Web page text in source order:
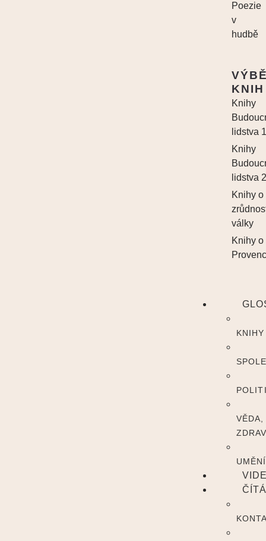
Poezie
v
hudbě
KNIH
Knihy
lidstva
Knihy
lidstva
Knihy o
války
Knihy o
KNIHY
VĚDA,
UMĚNÍ